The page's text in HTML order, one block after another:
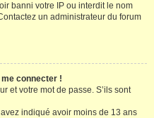
banni votre IP ou interdit le nom
un administrateur du forum
connecter !
et votre mot de passe. S’ils sont
indiqué avoir moins de 13 ans